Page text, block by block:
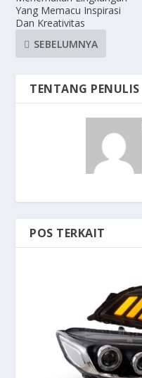
Yang Memacu Inspirasi
Dan Kreativitas
SEBELUMNYA
TENTANG PENULIS
POS TERKAIT